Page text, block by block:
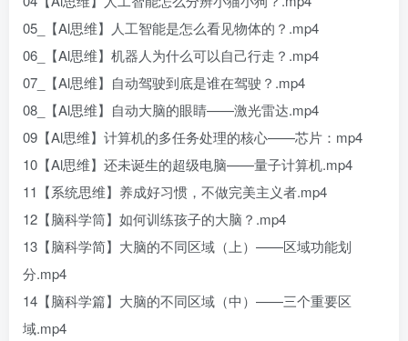
05_【Al思维】人工智能是怎么看见物体的？.mp4
06_【Al思维】机器人为什么可以自己行走？.mp4
07_【Al思维】自动驾驶到底是谁在驾驶？.mp4
08_【Al思维】自动大脑的眼睛——激光雷达.mp4
09【Al思维】计算机的多任务处理的核心——芯片：mp4
10【Al思维】还未诞生的超级电脑——量子计算机.mp4
11【系统思维】养成好习惯，不做完美主义者.mp4
12【脑科学筒】如何训练孩子的大脑？.mp4
13【脑科学简】大脑的不同区域（上）——区域功能划
分.mp4
14【脑科学篇】大脑的不同区域（中）——三个重要区
域.mp4